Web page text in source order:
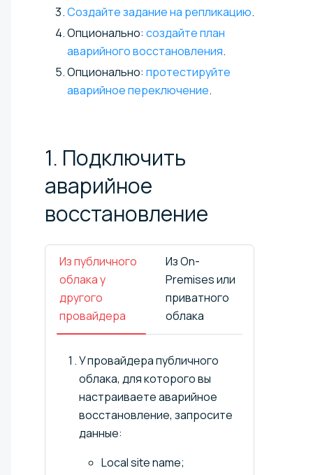
Создайте задание на репликацию.
Опционально: создайте план
аварийного восстановления.
Опционально: протестируйте
аварийное переключение.
1. Подключить
аварийное
восстановление
Из публичного
облака у
другого
провайдера
Из On-
Premises или
приватного
облака
У провайдера публичного
облака, для которого вы
настраиваете аварийное
восстановление, запросите
данные:
Local site name;